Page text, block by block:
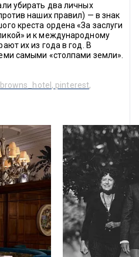
убирать два личных
наших правил) — в знак
креста ордена «За заслуги
и к международному
их из года в год. В
самыми «столпами земли».
browns_hotel , pinterest